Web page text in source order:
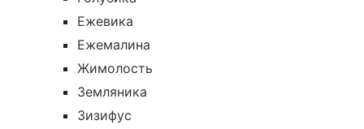
Ежевика
Ежемалина
Жимолость
Земляника
Зизифус